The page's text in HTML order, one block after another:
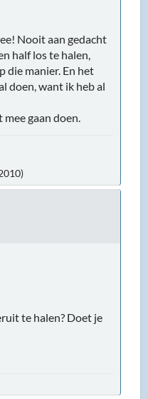
Nooit aan gedacht
half los te halen,
die manier. En het
doen, want ik heb al
gaan doen.
te halen? Doet je